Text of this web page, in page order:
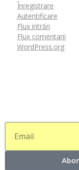
Înregistrare
Autentificare
Flux intrări
Flux comentarii
WordPress.org